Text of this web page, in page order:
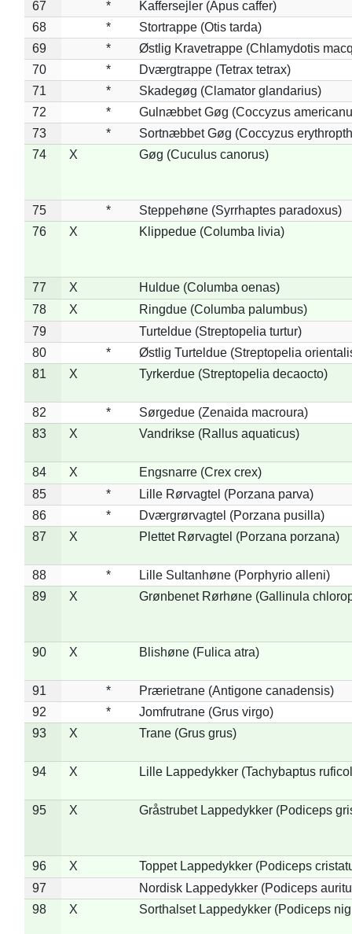
67 *
Kaffersejler (Apus caffer)
68
*
Stortrappe (Otis tarda)
69
*
Østlig Kravetrappe (Chlamydotis
70
*
Dværgtrappe (Tetrax tetrax)
71
*
Skadegøg (Clamator glandarius)
72
*
Gulnæbbet Gøg (Coccyzus
73
*
Sortnæbbet Gøg (Coccyzus
74
X Gøg (Cuculus canorus)
75 *
Steppehøne (Syrrhaptes paradoxus)
76
X Klippedue (Columba livia)
77 X
Huldue (Columba oenas)
78
X
Ringdue (Columba palumbus)
79
Turteldue (Streptopelia turtur)
80
*
Østlig Turteldue (Streptopelia
81
X Tyrkerdue (Streptopelia decaocto)
82 *
Sørgedue (Zenaida macroura)
83
X Vandrikse (Rallus aquaticus)
84 X
Engsnarre (Crex crex)
85
*
Lille Rørvagtel (Porzana parva)
86
*
Dværgrørvagtel (Porzana pusilla)
87
X Plettet Rørvagtel (Porzana porzana)
88 *
Lille Sultanhøne (Porphyrio alleni)
89
X Grønbenet Rørhøne (Gallinula
90 X Blishøne (Fulica atra)
91 *
Prærietrane (Antigone canadensis)
92
*
Jomfrutrane (Grus virgo)
93
X Trane (Grus grus)
94 X Lille Lappedykker (Tachybaptus
95 X Gråstrubet Lappedykker (Podiceps
96 X
Toppet Lappedykker (Podiceps
97
Nordisk Lappedykker (Podiceps
98
X Sorthalset Lappedykker (Podiceps